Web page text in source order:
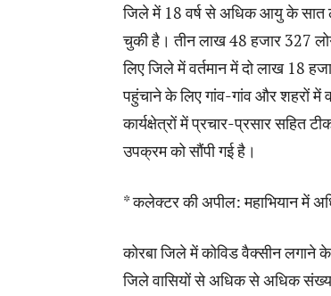
जिले में 18 वर्ष से अधिक आयु के सात
चुकी है। तीन लाख 48 हजार 327
लिए जिले में वर्तमान में दो लाख 18
पहुंचाने के लिए गांव-गांव और शहरों में
कार्यक्षेत्रों में प्रचार-प्रसार सहित
उपक्रम को सौंपी गई है।
* कलेक्टर की अपील: महाभियान में
कोरबा जिले में कोविड वैक्सीन लगाने
जिले वासियों से अधिक से अधिक